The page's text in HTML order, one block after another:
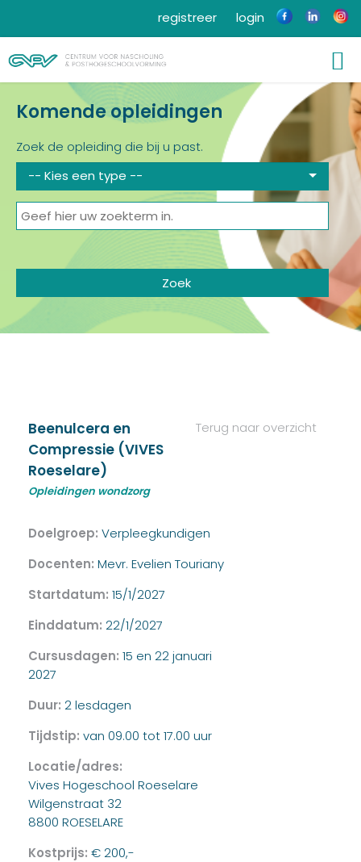
login
registreer
Komende opleidingen
Zoek de opleiding die bij u past.
-- Kies een type --
Terug naar overzicht
Beenulcera en
Compressie (VIVES
Roeselare)
Opleidingen wondzorg
Doelgroep: Verpleegkundigen
Docenten: Mevr. Evelien Touriany
Startdatum: 15/1/2027
Einddatum: 22/1/2027
Cursusdagen: 15 en 22 januari
2027
Duur: 2 lesdagen
Tijdstip: van 09.00 tot 17.00 uur
Locatie/adres:
Vives Hogeschool Roeselare
Wilgenstraat 32
8800 ROESELARE
Kostprijs: € 200,-